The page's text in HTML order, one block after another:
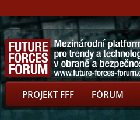
PROJEKT FFF FÓRUM